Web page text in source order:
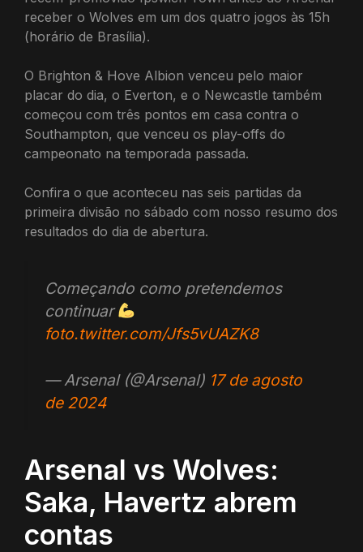
receber o Wolves em um dos quatro jogos às 15h
(horário de Brasília).
O Brighton & Hove Albion venceu pelo maior
placar do dia, o Everton, e o Newcastle também
começou com três pontos em casa contra o
Southampton, que venceu os play-offs do
campeonato na temporada passada.
Confira o que aconteceu nas seis partidas da
primeira divisão no sábado com nosso resumo dos
resultados do dia de abertura.
Começando como pretendemos
continuar
foto.twitter.com/Jfs5vUAZK8
— Arsenal (@Arsenal) 17 de agosto
de 2024
Arsenal vs Wolves:
Saka, Havertz abrem
contas